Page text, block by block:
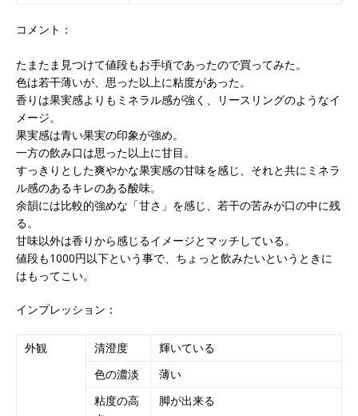
コメント：
たまたま見つけて値段もお手頃であったので買ってみた。
色は若干薄いが、思った以上に粘度があった。
香りは果実感よりもミネラル感が強く、リースリングのようなイ
メージ。
果実感は青い果実の印象が強め。
一方の飲み口は思った以上に甘目。
すっきりとした爽やかな果実感の甘味を感じ、それと共にミネラ
ル感のあるキレのある酸味。
余韻には比較的強めな「甘さ」を感じ、若干の苦みが口の中に残
る。
甘味以外は香りから感じるイメージとマッチしている。
値段も1000円以下という事で、ちょっと飲みたいというときに
はもってこい。
インプレッション：
外観 清澄度
輝いている
色の濃淡
薄い
粘度の高
脚が出来る